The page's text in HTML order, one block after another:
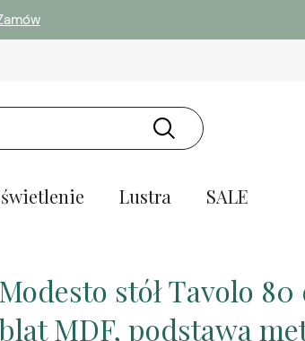
Lustra SALE
Modesto stół Tavolo
MDF, podstawa